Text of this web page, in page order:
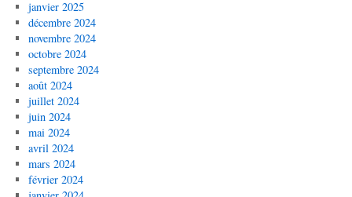
janvier 2025
décembre 2024
novembre 2024
octobre 2024
septembre 2024
août 2024
juillet 2024
juin 2024
mai 2024
avril 2024
mars 2024
février 2024